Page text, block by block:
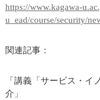
https://www.kagawa-
u_ead/course/security/
関連記事：
「講義「サービス・イ
介」